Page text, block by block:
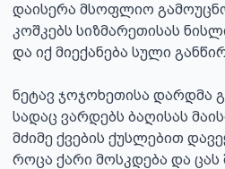
დაისერა მსოფლიო
კოშკებს სიზმარეთისას
და იქ მიექანება სული
ნეტავ ჯოჯოხეთისა დარდმა
სადაც ვარდებს ბაღისას
მძიმე ქვების ქუსლებით
როცა ქარი მოსკდება და ცას